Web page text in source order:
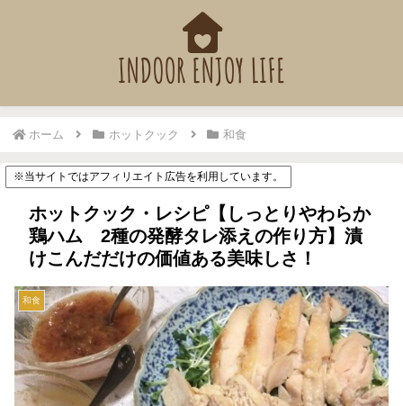
ホーム ホットクック 和食
※当サイトではアフィリエイト広告を利用しています。
ホットクック・レシピ【しっとりやわらか
鶏ハム 2種の発酵タレ添えの作り方】漬
けこんだだけの価値ある美味しさ！
和食